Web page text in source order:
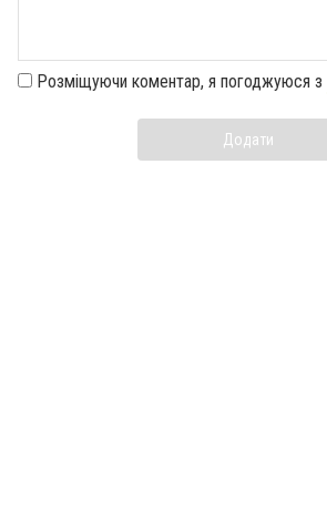
Розміщуючи коментар, я погоджуюся з
Додати